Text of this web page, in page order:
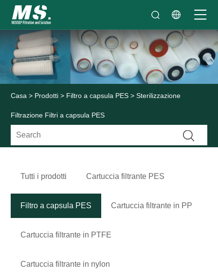
Casa > Prodotti > Filtro a capsula PES > Sterilizzazione
Filtrazione Filtri a capsula PES
Tutti i prodotti Cartuccia filtrante PES
Filtro a capsula PES Cartuccia filtrante in PP
Cartuccia filtrante in PTFE
Cartuccia filtrante in nylon